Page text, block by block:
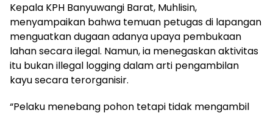
Kepala KPH Banyuwangi Barat, Muhlisin,
menyampaikan bahwa temuan petugas di lapangan
menguatkan dugaan adanya upaya pembukaan
lahan secara ilegal. Namun, ia menegaskan aktivitas
itu bukan illegal logging dalam arti pengambilan
kayu secara terorganisir.
“Pelaku menebang pohon tetapi tidak mengambil